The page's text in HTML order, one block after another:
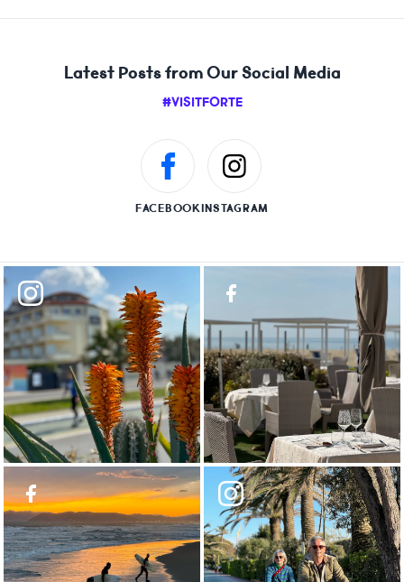
Latest Posts from Our Social Media
#VISITFORTE
FACEBOOKINSTAGRAM